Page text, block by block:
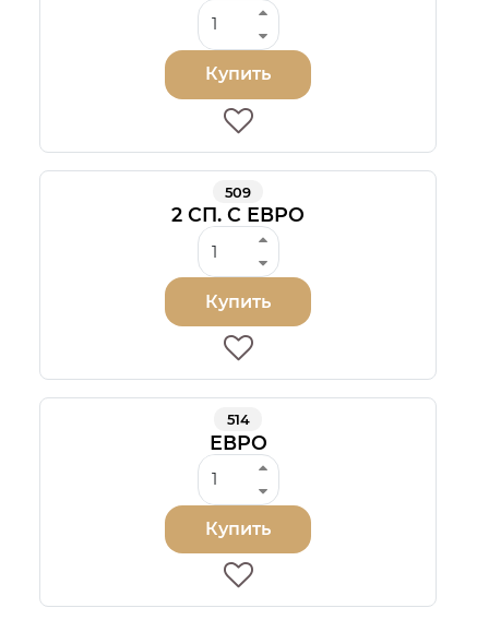
Купить
509
2 СП. С ЕВРО
Купить
514
ЕВРО
Купить